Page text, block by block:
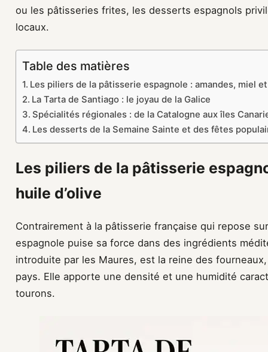
ou les pâtisseries frites, les desserts espagnols
locaux.
Table des matières
Les piliers de la pâtisserie espagnole : amandes, miel et
La Tarta de Santiago : le joyau de la Galice
Spécialités régionales : de la Catalogne aux îles
Les desserts de la Semaine Sainte et des fêtes
Les piliers de la pâtisserie
huile d’olive
Contrairement à la pâtisserie française qui repose
espagnole puise sa force dans des ingrédients
introduite par les Maures, est la reine des
pays. Elle apporte une densité et une humidité
tourons.